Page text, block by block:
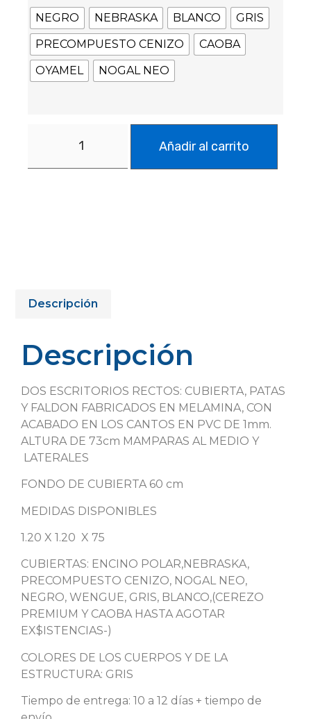
NEGRO NEBRASKA BLANCO
GRIS
PRECOMPUESTO CENIZO
CAOBA
OYAMEL
NOGAL NEO
Añadir al carrito
Descripción
Descripción
DOS ESCRITORIOS RECTOS: CUBIERTA, PATAS
Y FALDON FABRICADOS EN MELAMINA, CON
ACABADO EN LOS CANTOS EN PVC DE 1mm.
ALTURA DE 73cm MAMPARAS AL MEDIO Y
LATERALES
FONDO DE CUBIERTA 60 cm
MEDIDAS DISPONIBLES
1.20 X 1.20 X 75
CUBIERTAS: ENCINO POLAR,NEBRASKA,
PRECOMPUESTO CENIZO, NOGAL NEO,
NEGRO, WENGUE, GRIS, BLANCO,(CEREZO
PREMIUM Y CAOBA HASTA AGOTAR
EX$ISTENCIAS-)
COLORES DE LOS CUERPOS Y DE LA
ESTRUCTURA: GRIS
Tiempo de entrega: 10 a 12 días + tiempo de